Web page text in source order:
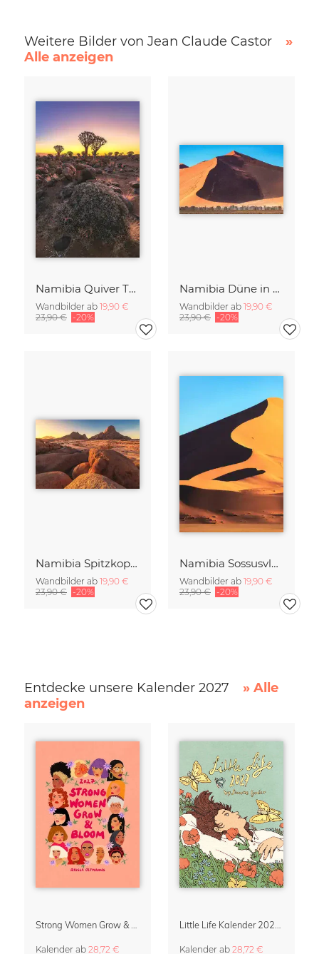
Weitere Bilder von Jean Claude Castor
»
Alle anzeigen
Namibia Quiver Tree Forest Goldene Stunde
Wandbilder ab 19,90 €
23,90 € -20%
Namibia Düne in der Sossusvlei
Wandbilder ab 19,90 €
23,90 € -20%
Namibia Spitzkoppe am Abend
Wandbilder ab 19,90 €
23,90 € -20%
Namibia Sossusvlei Licht und Schatten
Wandbilder ab 19,90 €
23,90 € -20%
Entdecke unsere Kalender 2027
» Alle
anzeigen
Strong Women Grow & Bloom Kalender 2027
Kalender ab 28,72 €
Little Life Kalender 2027 von Simone Goder
Kalender ab 28,72 €